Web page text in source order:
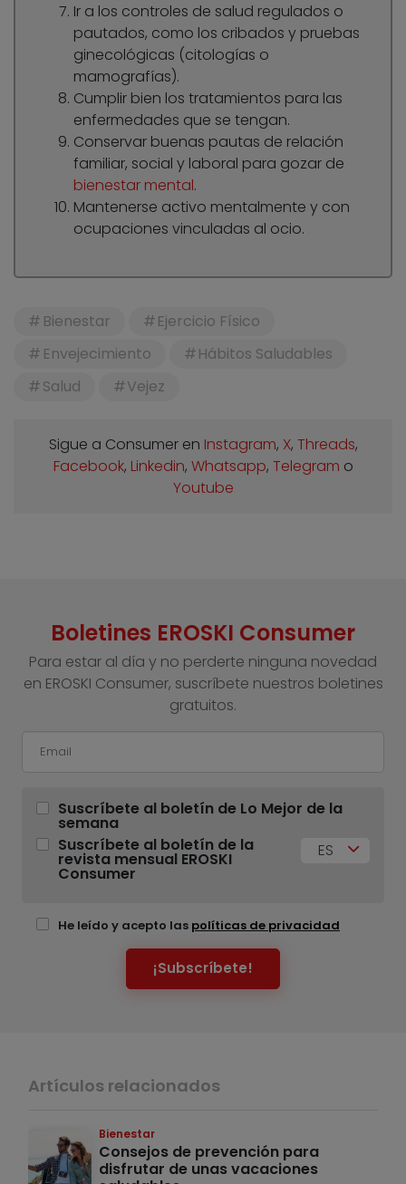
Ir a los controles de salud regulados o
pautados, como los cribados y pruebas
ginecológicas (citologías o
mamografías).
Cumplir bien los tratamientos para las
enfermedades que se tengan.
Conservar buenas pautas de relación
familiar, social y laboral para gozar de
bienestar mental.
Mantenerse activo mentalmente y con
ocupaciones vinculadas al ocio.
Bienestar
Ejercicio Físico
Envejecimiento
Hábitos Saludables
Salud
Vejez
Sigue a Consumer en Instagram, X, Threads,
Facebook, Linkedin, Whatsapp, Telegram o
Youtube
Boletines EROSKI Consumer
Para estar al día y no perderte ninguna novedad
en EROSKI Consumer, suscríbete nuestros boletines
gratuitos.
Suscríbete al boletín de Lo Mejor de la
semana
Suscríbete al boletín de la
revista mensual EROSKI
Consumer
ES
He leído y acepto las políticas de privacidad
¡Subscríbete!
Artículos relacionados
Bienestar
Consejos de prevención para
disfrutar de unas vacaciones